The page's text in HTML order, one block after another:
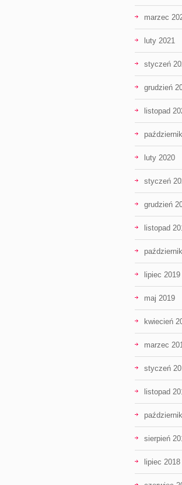
marzec
luty 2021
styczeń
grudzień
listopad
luty 2020
styczeń
grudzień
listopad
lipiec 2019
maj 2019
kwiecień
marzec
styczeń
listopad
sierpień
lipiec 2018